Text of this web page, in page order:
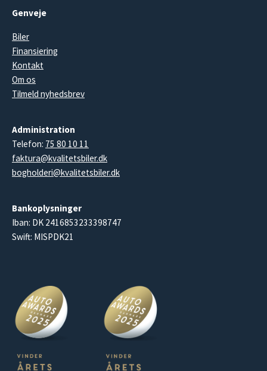
Genveje
Biler
Finansiering
Kontakt
Om os
Tilmeld nyhedsbrev
Administration
Telefon: 75 80 10 11
faktura@kvalitetsbiler.dk
bogholderi@kvalitetsbiler.dk
Bankoplysninger
Iban: DK 2416853233398747
Swift: MISPDK21